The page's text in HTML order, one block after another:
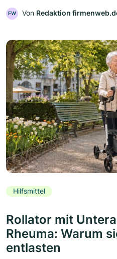
FW Von Redaktion
Hilfsmittel
Rollator mit
Rheuma: Warum
entlasten